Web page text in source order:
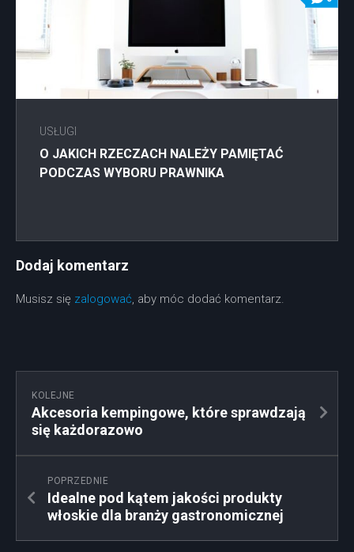
USŁUGI
O JAKICH RZECZACH NALEŻY PAMIĘTAĆ
PODCZAS WYBORU PRAWNIKA
Dodaj komentarz
Musisz się zalogować, aby móc dodać komentarz.
KOLEJNE
Akcesoria kempingowe, które sprawdzają
się każdorazowo
POPRZEDNIE
Idealne pod kątem jakości produkty
włoskie dla branży gastronomicznej